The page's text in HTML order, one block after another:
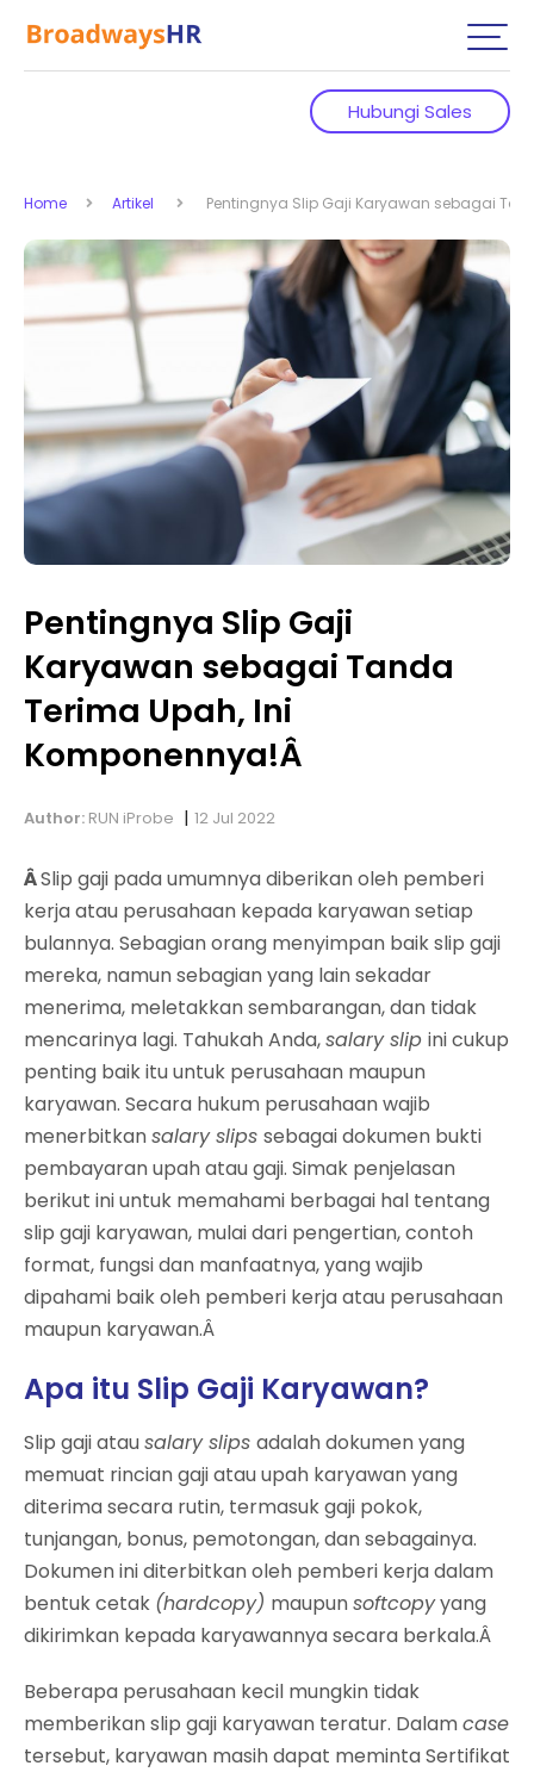
Hubungi Sales
Home Artikel Pentingnya Slip Gaji Karyawan sebagai
Pentingnya Slip Gaji
Karyawan sebagai Tanda
Terima Upah, Ini
Komponennya!Â
Author: RUN iProbe | 12 Jul 2022
ÂSlip gaji pada umumnya diberikan oleh pemberi
kerja atau perusahaan kepada karyawan setiap
bulannya. Sebagian orang menyimpan baik slip gaji
mereka, namun sebagian yang lain sekadar
menerima, meletakkan sembarangan, dan tidak
mencarinya lagi. Tahukah Anda,salary slip ini cukup
penting baik itu untuk perusahaan maupun
karyawan. Secara hukum perusahaan wajib
menerbitkansalary slips sebagai dokumen bukti
pembayaran upah atau gaji. Simak penjelasan
berikut ini untuk memahami berbagai hal tentang
slip gaji karyawan, mulai dari pengertian, contoh
format, fungsi dan manfaatnya, yang wajib
dipahami baik oleh pemberi kerja atau perusahaan
maupun karyawan.Â
Apa itu Slip Gaji Karyawan?
Slip gaji atausalary slips adalah dokumen yang
memuat rincian gaji atau upah karyawan yang
diterima secara rutin, termasuk gaji pokok,
tunjangan, bonus, pemotongan, dan sebagainya.
Dokumen ini diterbitkan oleh pemberi kerja dalam
bentuk cetak (hardcopy) maupunsoftcopyyang
dikirimkan kepada karyawannya secara berkala.Â
Beberapa perusahaan kecil mungkin tidak
memberikan slip gaji karyawan teratur. Dalamcase
tersebut, karyawan masih dapat meminta Sertifikat